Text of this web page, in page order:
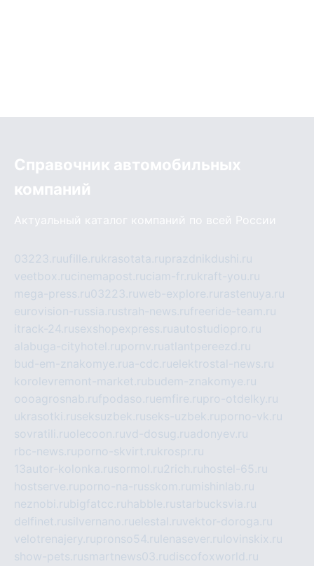
Справочник автомобильных
компаний
Актуальный каталог компаний по всей России
03223.ruufille.rukrasotata.ruprazdnikdushi.ru
veetbox.rucinemapost.ruciam-fr.rukraft-you.ru
mega-press.ru03223.ruweb-explore.ru rastenuya.ru
eurovision-russia.rustrah-news.rufreeride-team.ru
itrack-24.rusexshopexpress.ruautostudiopro.ru
alabuga-cityhotel.rupornv.ruatlantpereezd.ru
bud-em-znakomye.rua-cdc.ruelektrostal-news.ru
korolevremont-market.rubudem-znakomye.ru
oooagrosnab.rufpodaso.ruemfire.rupro-otdelky.ru
ukrasotki.ruseksuzbek.ruseks-uzbek.ruporno-vk.ru
sovratili.ruolecoon.ruvd-dosug.ruadonyev.ru
rbc-news.ruporno-skvirt.rukrospr.ru
13autor-kolonka.rusormol.ru2rich.ru hostel-65.ru
hostserve.ruporno-na-russkom.ru mishinlab.ru
neznobi.rubigfatcc.ru habble.rustarbucksvia.ru
delfinet.rusilvernano.ruelestal.ruvektor-doroga.ru
velotrenajery.rupronso54.ru lenasever.ru lovinskix.ru
show-pets.rusmartnews03.rudiscofoxworld.ru